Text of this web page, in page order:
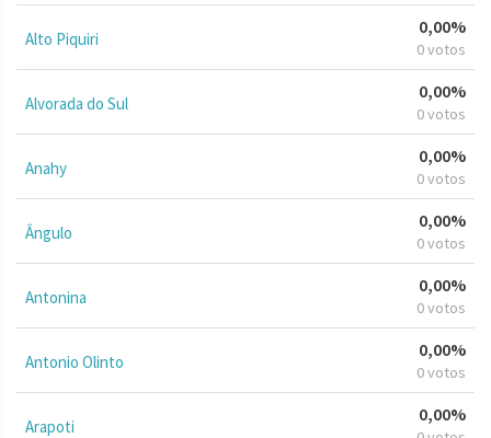
Alto Piquiri
0,00%
0 votos
Alvorada do Sul
0,00%
0 votos
Anahy
0,00%
0 votos
Ângulo
0,00%
0 votos
Antonina
0,00%
0 votos
Antonio Olinto
0,00%
0 votos
Arapoti
0,00%